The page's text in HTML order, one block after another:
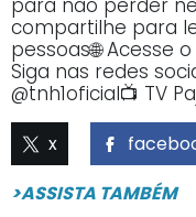
compartilhe para
pessoas🌐 Acesse
Siga nas redes
@tnh1oficial📺 TV
x
>ASSISTA TAMBÉM